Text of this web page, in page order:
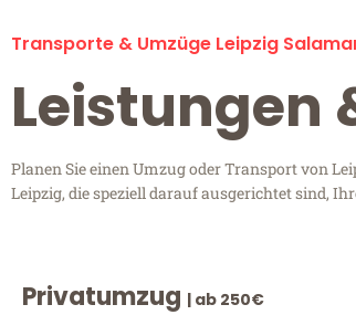
Transporte & Umzüge Leipzig
Leistungen
Planen Sie einen Umzug oder Transport von
Leipzig, die speziell darauf ausgerichtet sind,
Privatumzug | ab 250€